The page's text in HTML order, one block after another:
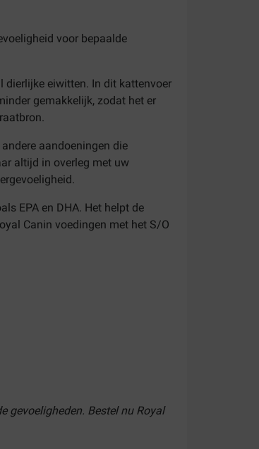
voor bepaalde
dierlijke eiwitten. In dit kattenvoer
gemakkelijk, zodat het er
aandoeningen die
altijd in overleg met uw
EPA en DHA. Het helpt de
Canin voedingen met het S/O
gevoeligheden. Bestel nu Royal